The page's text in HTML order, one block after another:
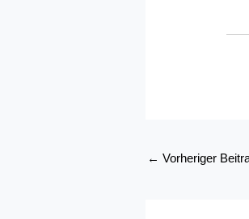
← Vorheriger